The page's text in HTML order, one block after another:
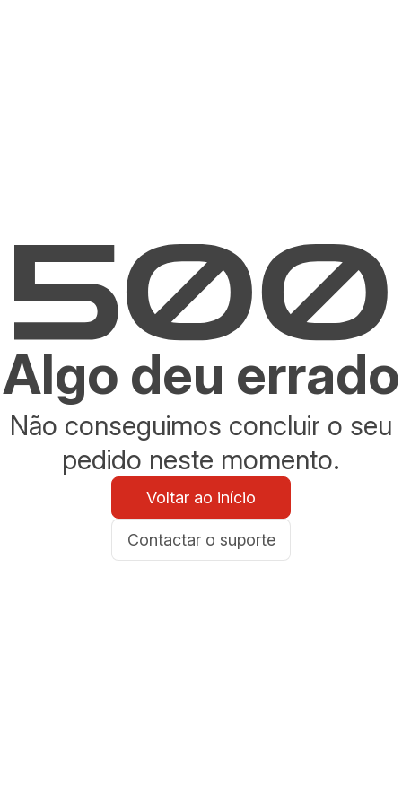
Algo deu errado
Não conseguimos concluir o seu
pedido neste momento.
Voltar ao início
Contactar o suporte